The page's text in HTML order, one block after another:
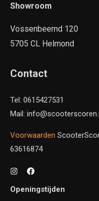
Showroom
Vossenbeemd 120
5705 CL Helmond
Contact
Tel: 0615427531
Mail:
Voorwaarden
63616874
Openingstijden